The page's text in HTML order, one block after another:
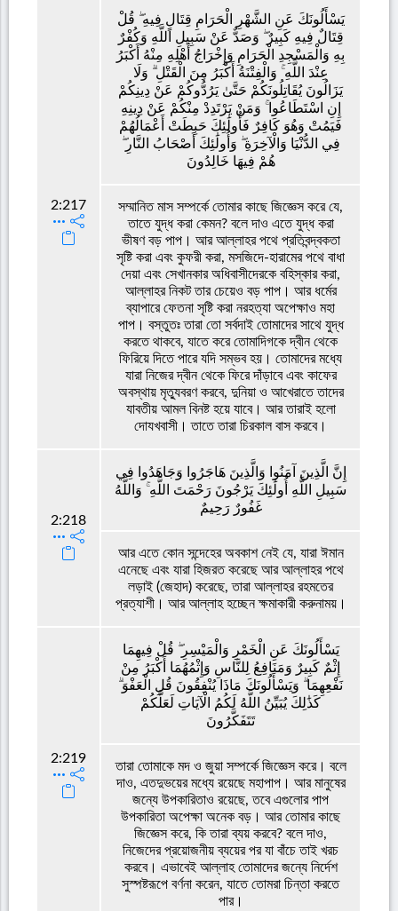
2:217
يَسْأَلُونَكَ عَنِ الشَّهْرِ الْحَرَامِ قِتَالٍ فِيهِ ۖ قُلْ
قِتَالٌ فِيهِ كَبِيرٌ ۖ وَصَدٌّ عَنْ سَبِيلِ اللَّهِ وَكُفْرٌ
بِهِ وَالْمَسْجِدِ الْحَرَامِ وَإِخْرَاجُ أَهْلِهِ مِنْهُ أَكْبَرُ
عِنْدَ اللَّهِ ۚ وَالْفِتْنَةُ أَكْبَرُ مِنَ الْقَتْلِ ۗ وَلَا
يَزَالُونَ يُقَاتِلُونَكُمْ حَتَّىٰ يَرُدُّوكُمْ عَنْ دِينِكُمْ
إِنِ اسْتَطَاعُوا ۚ وَمَنْ يَرْتَدِدْ مِنْكُمْ عَنْ دِينِهِ
فَيَمُتْ وَهُوَ كَافِرٌ فَأُولَٰئِكَ حَبِطَتْ أَعْمَالُهُمْ
فِي الدُّنْيَا وَالْآخِرَةِ ۖ وَأُولَٰئِكَ أَصْحَابُ النَّارِ ۖ
هُمْ فِيهَا خَالِدُونَ
সম্মানিত মাস সম্পর্কে তোমার কাছে জিজ্ঞেস করে যে,
তাতে যুদ্ধ করা কেমন? বলে দাও এতে যুদ্ধ করা
ভীষণ বড় পাপ। আর আল্লাহর পথে প্রতিবন্দ্বকতা
সৃষ্টি করা এবং কুফরী করা, মসজিদে-হারামের পথে বাধা
দেয়া এবং সেখানকার অধিবাসীদেরকে বহিস্কার করা,
আল্লাহর নিকট তার চেয়েও বড় পাপ। আর ধর্মের
ব্যাপারে ফেতনা সৃষ্টি করা নরহত্যা অপেক্ষাও মহা
পাপ। বস্তুতঃ তারা তো সর্বদাই তোমাদের সাথে যুদ্ধ
করতে থাকবে, যাতে করে তোমাদিগকে দ্বীন থেকে
ফিরিয়ে দিতে পারে যদি সম্ভব হয়। তোমাদের মধ্যে
যারা নিজের দ্বীন থেকে ফিরে দাঁড়াবে এবং কাফের
অবস্থায় মৃত্যুবরণ করবে, দুনিয়া ও আখেরাতে তাদের
যাবতীয় আমল বিনষ্ট হয়ে যাবে। আর তারাই হলো
দোযখবাসী। তাতে তারা চিরকাল বাস করবে।
2:218
إِنَّ الَّذِينَ آمَنُوا وَالَّذِينَ هَاجَرُوا وَجَاهَدُوا فِي
سَبِيلِ اللَّهِ أُولَٰئِكَ يَرْجُونَ رَحْمَتَ اللَّهِ ۚ وَاللَّهُ
غَفُورٌ رَحِيمٌ
আর এতে কোন সন্দেহের অবকাশ নেই যে, যারা ঈমান
এনেছে এবং যারা হিজরত করেছে আর আল্লাহর পথে
লড়াই (জেহাদ) করেছে, তারা আল্লাহর রহমতের
প্রত্যাশী। আর আল্লাহ হচ্ছেন ক্ষমাকারী করুনাময়।
2:219
يَسْأَلُونَكَ عَنِ الْخَمْرِ وَالْمَيْسِرِ ۖ قُلْ فِيهِمَا
إِثْمٌ كَبِيرٌ وَمَنَافِعُ لِلنَّاسِ وَإِثْمُهُمَا أَكْبَرُ مِنْ
نَفْعِهِمَا ۗ وَيَسْأَلُونَكَ مَاذَا يُنْفِقُونَ قُلِ الْعَفْوَ ۗ
كَذَٰلِكَ يُبَيِّنُ اللَّهُ لَكُمُ الْآيَاتِ لَعَلَّكُمْ
تَتَفَكَّرُونَ
তারা তোমাকে মদ ও জুয়া সম্পর্কে জিজ্ঞেস করে। বলে
দাও, এতদুভয়ের মধ্যে রয়েছে মহাপাপ। আর মানুষের
জন্যে উপকারিতাও রয়েছে, তবে এগুলোর পাপ
উপকারিতা অপেক্ষা অনেক বড়। আর তোমার কাছে
জিজ্ঞেস করে, কি তারা ব্যয় করবে? বলে দাও,
নিজেদের প্রয়োজনীয় ব্যয়ের পর যা বাঁচে তাই খরচ
করবে। এভাবেই আল্লাহ তোমাদের জন্যে নির্দেশ
সুস্পষ্টরূপে বর্ণনা করেন, যাতে তোমরা চিন্তা করতে
পার।